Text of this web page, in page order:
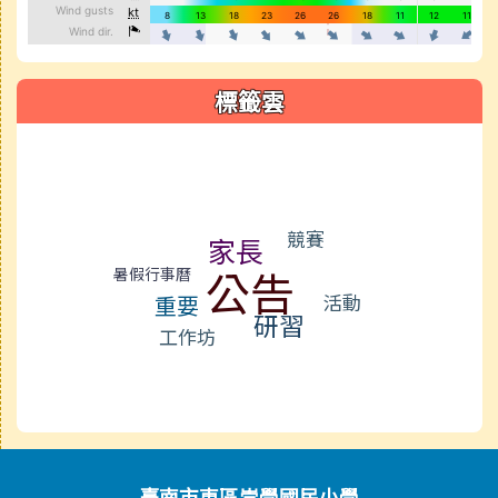
標籤雲
家長 競賽
暑假行事曆 公告
重要
研習
活動
工作坊